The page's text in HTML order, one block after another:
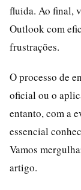
fluida. Ao final,
Outlook com
frustrações.
O processo de
oficial ou o
entanto, com a
essencial
Vamos
artigo.